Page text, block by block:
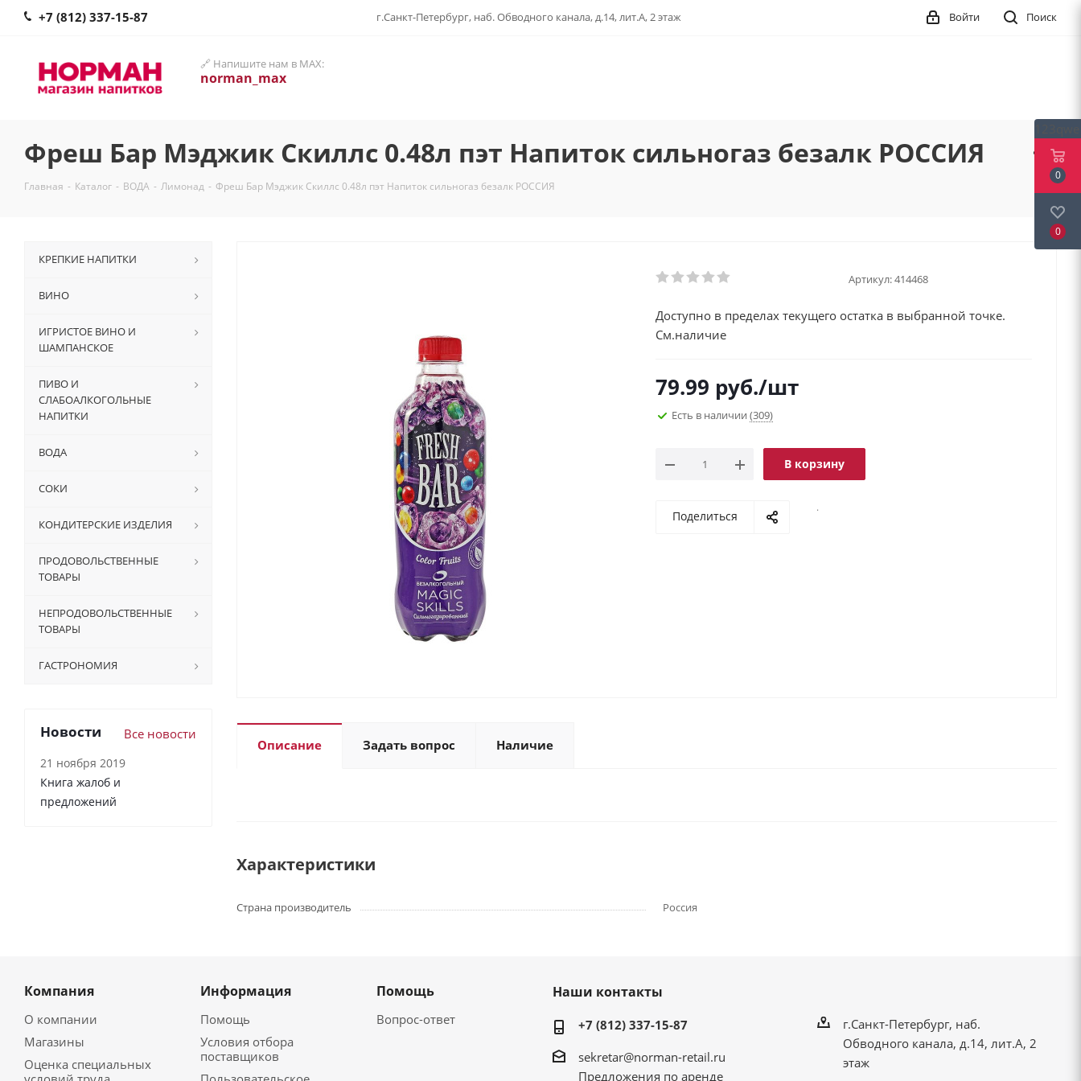
+7 (812) 337-15-87 г.Санкт-Петербург, наб. Обводного канала, д.14, лит.А, 2 этаж Поиск
Войти
🔗 Напишите нам в MAX:
norman_max
Фреш Бар Мэджик Скиллс 0.48л пэт Напиток сильногаз безалк РОССИЯ
Главная - Каталог - ВОДА - Лимонад - Фреш Бар Мэджик Скиллс 0.48л пэт Напиток сильногаз безалк РОССИЯ
Артикул:414468
Доступно в пределах текущего остатка в выбранной точке.
См.наличие
79.99 руб./шт
Есть в наличии (309)
В корзину
Поделиться
.
Описание Задать вопрос Наличие
Характеристики
Страна производитель Россия
КРЕПКИЕ НАПИТКИ
ВИНО
ИГРИСТОЕ ВИНО И
ШАМПАНСКОЕ
ПИВО И
СЛАБОАЛКОГОЛЬНЫЕ
НАПИТКИ
ВОДА
СОКИ
КОНДИТЕРСКИЕ ИЗДЕЛИЯ
ПРОДОВОЛЬСТВЕННЫЕ
ТОВАРЫ
НЕПРОДОВОЛЬСТВЕННЫЕ
ТОВАРЫ
ГАСТРОНОМИЯ
Новости Все новости
21 ноября 2019
Книга жалоб и
предложений
Компания
О компании
Магазины
Оценка специальных
Информация
Помощь
Условия отбора
поставщиков
Помощь
Вопрос-ответ
Наши контакты
+7 (812) 337-15-87
sekretar@norman-retail.ru
Предложения по аренде
г.Санкт-Петербург, наб.
Обводного канала, д.14, лит.А, 2
этаж
0
0